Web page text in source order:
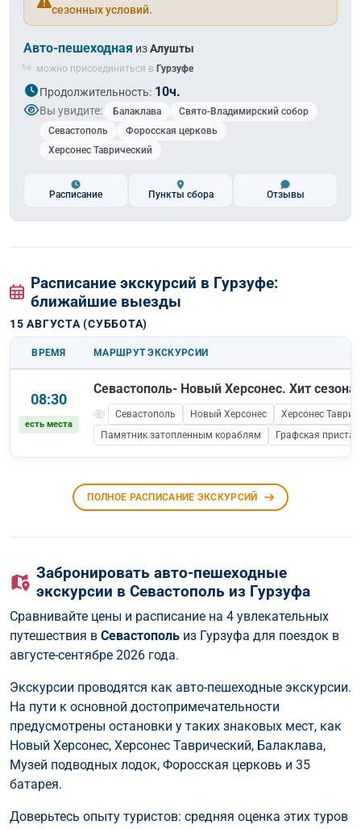
сезонных условий.
Авто-пешеходная изАлушты
можно присоединиться в Гурзуфе
Продолжительность: 10ч.
Вы увидите: Балаклава
Свято-Владимирский собор
Севастополь
Форосская церковь
Херсонес Таврический
Расписание Пункты сбора Отзывы
Расписание экскурсий в Гурзуфе:
ближайшие выезды
15 АВГУСТА (СУББОТА)
ВРЕМЯ МАРШРУТ ЭКСКУРСИИ
08:30
есть места
Севастополь- Новый Херсонес. Хит сезона!
Севастополь Новый Херсонес
Херсонес
Памятник затопленным кораблям
Графская
ПОЛНОЕ РАСПИСАНИЕ ЭКСКУРСИЙ
Забронировать авто-пешеходные
экскурсии в Севастополь из Гурзуфа
Сравнивайте цены и расписание на 4 увлекательных
путешествия в Севастополь из Гурзуфа для поездок в
августе-сентябре 2026 года.
Экскурсии проводятся как авто-пешеходные экскурсии.
На пути к основной достопримечательности
предусмотрены остановки у таких знаковых мест, как
Новый Херсонес, Херсонес Таврический, Балаклава,
Музей подводных лодок, Форосская церковь и 35
батарея.
Доверьтесь опыту туристов: средняя оценка этих туров